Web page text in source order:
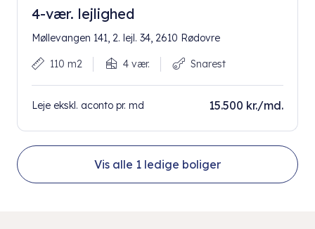
4-vær. lejlighed
Møllevangen 141, 2. lejl. 34, 2610 Rødovre
110 m2 4 vær. Snarest
Leje ekskl. aconto pr. md 15.500 kr./md.
Vis alle 1 ledige boliger